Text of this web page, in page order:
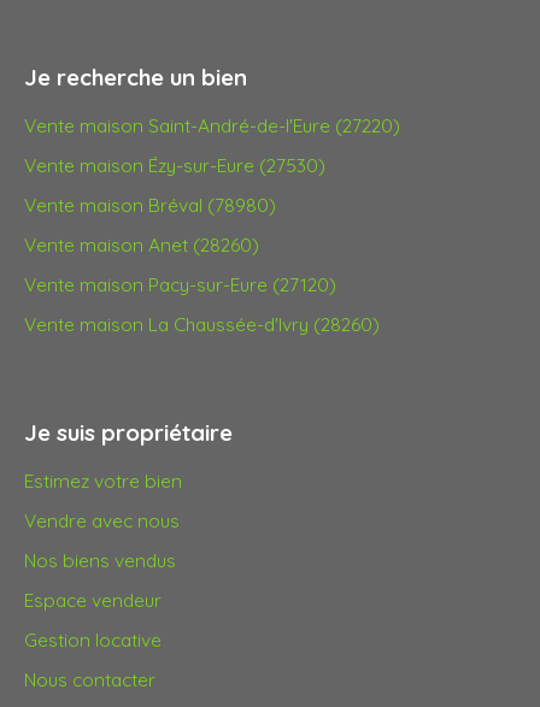
Je recherche un bien
Vente maison Saint-André-de-l'Eure (27220)
Vente maison Ézy-sur-Eure (27530)
Vente maison Bréval (78980)
Vente maison Anet (28260)
Vente maison Pacy-sur-Eure (27120)
Vente maison La Chaussée-d'Ivry (28260)
Je suis propriétaire
Estimez votre bien
Vendre avec nous
Nos biens vendus
Espace vendeur
Gestion locative
Nous contacter